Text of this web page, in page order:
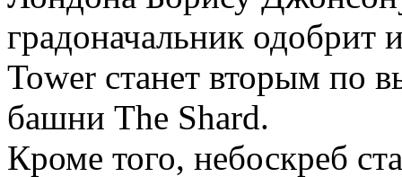
градоначальник одобрит
Tower станет вторым по
башни The Shard.
Кроме того, небоскреб